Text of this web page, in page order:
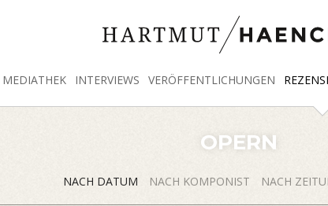
MEDIATHEK INTERVIEWS VERÖFFENTLICHUNGEN
OPERN
NACH DATUM NACH KOMPONIST NACH